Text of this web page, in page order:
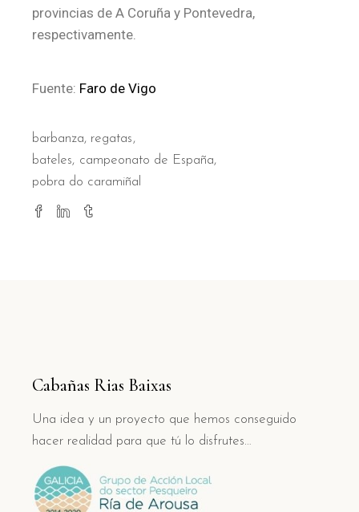
provincias de A Coruña y Pontevedra,
respectivamente.
Fuente: Faro de Vigo
barbanza, regatas
bateles
campeonato de España
pobra do caramiñal
Cabañas Rias Baixas
Una idea y un proyecto que hemos conseguido
hacer realidad para que tú lo disfrutes…